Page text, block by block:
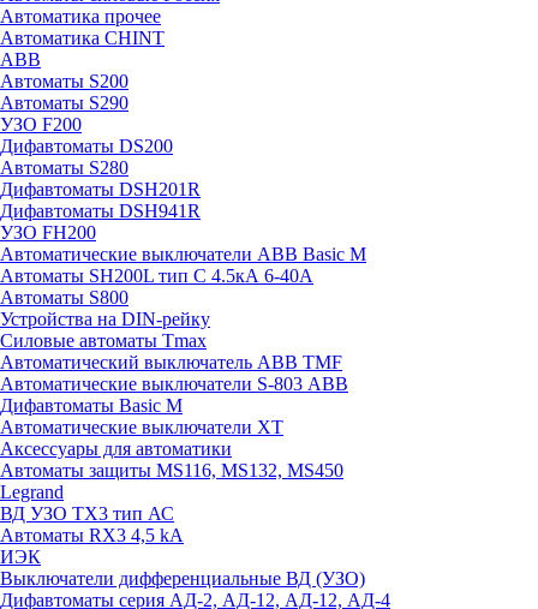
Автоматика прочее
Автоматика CHINT
ABB
Автоматы S200
Автоматы S290
УЗО F200
Дифавтоматы DS200
Автоматы S280
Дифавтоматы DSH201R
Дифавтоматы DSH941R
УЗО FH200
Автоматические выключатели ABB Basic M
Автоматы SH200L тип С 4.5кА 6-40А
Автоматы S800
Устройства на DIN-рейку
Силовые автоматы Tmax
Автоматический выключатель ABB TMF
Автоматические выключатели S-803 АВВ
Дифавтоматы Basic M
Автоматические выключатели XT
Аксессуары для автоматики
Автоматы защиты MS116, MS132, MS450
Legrand
ВД УЗО TX3 тип АС
Автоматы RX3 4,5 kA
ИЭК
Выключатели дифференциальные ВД (УЗО)
Дифавтоматы серия АД-2, АД-12, АД-12, АД-4